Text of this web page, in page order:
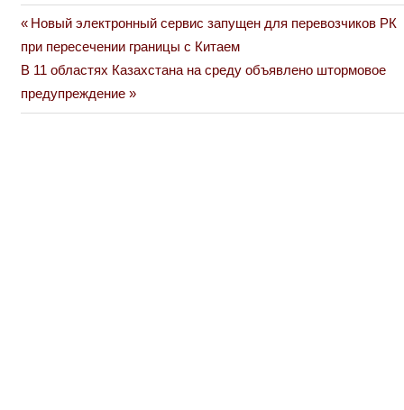
Навигация
по
записям
Previous
Post:
Новый электронный сервис запущен для перевозчиков РК
при пересечении границы с Китаем
Next
Post:
В 11 областях Казахстана на среду объявлено штормовое
предупреждение